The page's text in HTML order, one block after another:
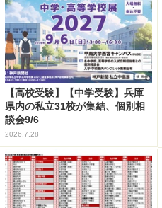
【高校受験】【中学受験】兵庫
県内の私立31校が集結、個別相
談会9/6
2026.7.28